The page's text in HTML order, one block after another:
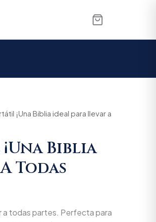
¡Una Biblia ideal para llevar a
Biblia
Todas
a todas partes. Perfecta para